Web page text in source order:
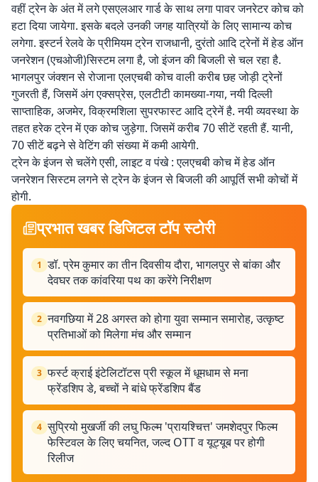
वहीं ट्रेन के अंत में लगे एसएलआर गार्ड के साथ लगा पावर जनरेटर कोच को
हटा दिया जायेगा. इसके बदले उनकी जगह यात्रियों के लिए सामान्य कोच
लगेगा. इस्टर्न रेलवे के प्रीमियम ट्रेन राजधानी, दुरंतो आदि ट्रेनों में हेड ऑन
जनरेशन (एचओजी)सिस्टम लगा है, जो इंजन की बिजली से चल रहा है.
भागलपुर जंक्शन से रोजाना एलएचबी कोच वाली करीब छह जोड़ी ट्रेनों
गुजरती हैं, जिसमें अंग एक्सप्रेस, एलटीटी कामख्या-गया, नयी दिल्ली
साप्ताहिक, अजमेर, विक्रमशिला सुपरफास्ट आदि ट्रेनें है. नयी व्यवस्था के
तहत हरेक ट्रेन में एक कोच जुड़ेगा. जिसमें करीब 70 सीटें रहती हैं. यानी,
70 सीटें बढ़ने से वेटिंग की संख्या में कमी आयेगी.
ट्रेन के इंजन से चलेंगे एसी, लाइट व पंखे : एलएचबी कोच में हेड ऑन
जनरेशन सिस्टम लगने से ट्रेन के इंजन से बिजली की आपूर्ति सभी कोचों में
होगी.
प्रभात खबर डिजिटल टॉप स्टोरी
1 डॉ. प्रेम कुमार का तीन दिवसीय दौरा, भागलपुर से बांका और
देवघर तक कांवरिया पथ का करेंगे निरीक्षण
2 नवगछिया में 28 अगस्त को होगा युवा सम्मान समारोह, उत्कृष्ट
प्रतिभाओं को मिलेगा मंच और सम्मान
3 फर्स्ट क्राई इंटेलिटॉटस प्री स्कूल में धूमधाम से मना
फ्रेंडशिप डे, बच्चों ने बांधे फ्रेंडशिप बैंड
4 सुप्रियो मुखर्जी की लघु फिल्म 'प्रायश्चित्त' जमशेदपुर फिल्म
फेस्टिवल के लिए चयनित, जल्द OTT व यूट्यूब पर होगी
रिलीज